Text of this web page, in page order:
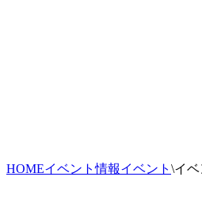
HOMEイベント情報イベント \イ